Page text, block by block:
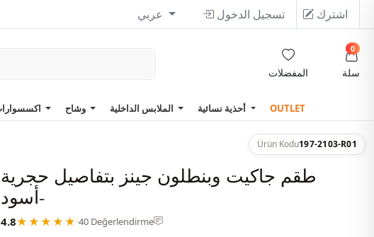
تسجيل الدخول اشترك
المفضلات سلة
0
OUTLET
Ürün Kodu197-2103-R01
طقم جاكيت وبنطلون جينز بتفاصيل حجرية
-أسود
4.8★★★★★ ·40 Değerlendirme